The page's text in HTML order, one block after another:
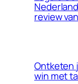
review
Ontketen
win met